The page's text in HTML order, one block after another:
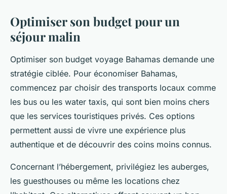
Optimiser son budget pour un
séjour malin
Optimiser son budget voyage Bahamas demande une
stratégie ciblée. Pour économiser Bahamas,
commencez par choisir des transports locaux comme
les bus ou les water taxis, qui sont bien moins chers
que les services touristiques privés. Ces options
permettent aussi de vivre une expérience plus
authentique et de découvrir des coins moins connus.
Concernant l’hébergement, privilégiez les auberges,
les guesthouses ou même les locations chez